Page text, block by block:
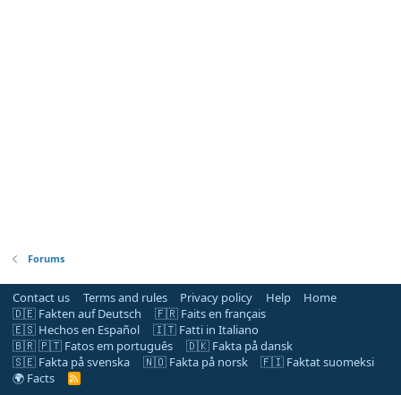
Forums
Contact us Terms and rules Privacy policy Help
Home
🇩🇪 Fakten auf Deutsch
🇫🇷 Faits en français
🇪🇸 Hechos en Español
🇮🇹 Fatti in Italiano
🇧🇷 🇵🇹 Fatos em português
🇩🇰 Fakta på dansk
🇸🇪 Fakta på svenska
🇳🇴 Fakta på norsk
🇫🇮 Faktat suomeksi
🌍 Facts
R